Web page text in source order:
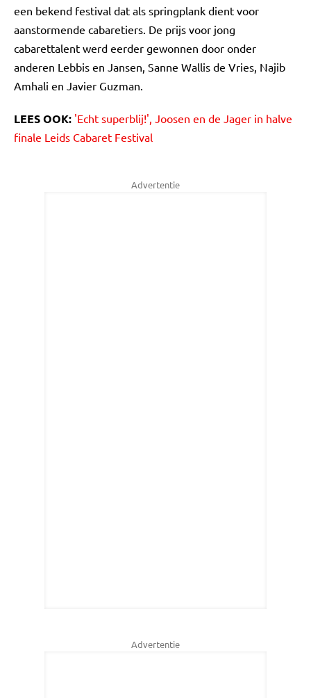
een bekend festival dat als springplank dient voor
aanstormende cabaretiers. De prijs voor jong
cabarettalent werd eerder gewonnen door onder
anderen Lebbis en Jansen, Sanne Wallis de Vries, Najib
Amhali en Javier Guzman.
LEES OOK: 'Echt superblij!', Joosen en de Jager in halve
finale Leids Cabaret Festival
Advertentie
Advertentie